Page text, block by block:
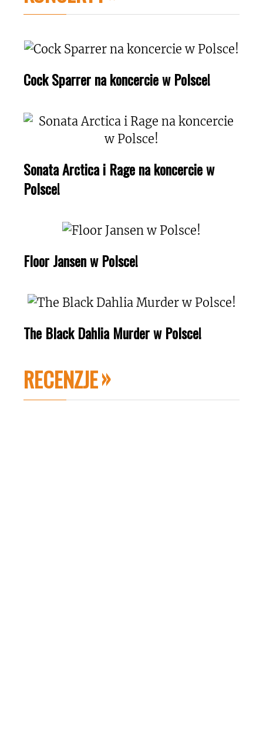
Cock Sparrer na koncercie w Polsce!
Sonata Arctica i Rage na koncercie w
Polsce!
Floor Jansen w Polsce!
The Black Dahlia Murder w Polsce!
RECENZJE